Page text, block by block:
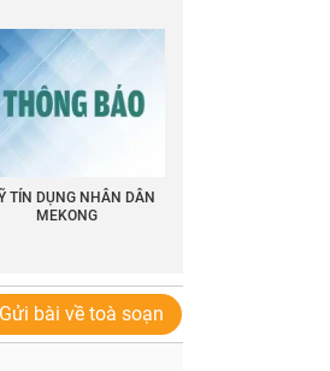
TÍN DỤNG NHÂN DÂN
MEKONG
Gửi bài về toà soạn